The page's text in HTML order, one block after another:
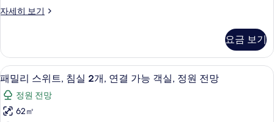
기
보
1
발
코
니,
정
원
자세히 보기
패
드
룸,
침
실
개,
요금 보기
패
밀
리
패밀리 스위트, 침실 2개, 연결 가능
10
패밀리 스위트, 침실 2개, 연결 가능 객실, 정원 전망
정원 전망
62㎡